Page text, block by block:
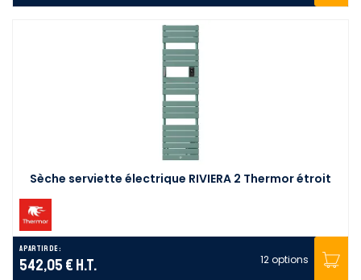
Sèche serviette électrique RIVIERA 2 Thermor étroit
A partir de :
542,05 € H.T. 12 options